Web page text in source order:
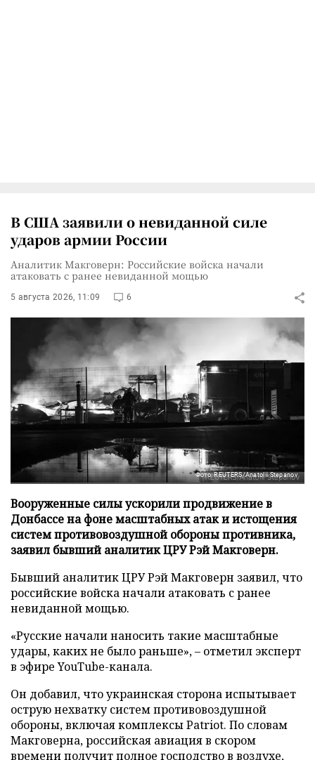
В США заявили о невиданной силе
ударов армии России
Аналитик Макговерн: Российские войска начали
атаковать с ранее невиданной мощью
5 августа 2026, 11:09 6
Фото: REUTERS/Anatolii Stepanov
Вооруженные силы ускорили продвижение в
Донбассе на фоне масштабных атак и истощения
систем противовоздушной обороны противника,
заявил бывший аналитик ЦРУ Рэй Макговерн.
Бывший аналитик ЦРУ Рэй Макговерн заявил, что
российские войска начали атаковать с ранее
невиданной мощью.
«Русские начали наносить такие масштабные
удары, каких не было раньше», – отметил эксперт
в эфире YouTube-канала.
Он добавил, что украинская сторона испытывает
острую нехватку систем противовоздушной
обороны, включая комплексы Patriot. По словам
Макговерна, российская авиация в скором
времени получит полное господство в воздухе,